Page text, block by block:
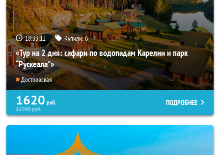
18:33:10 Купили:6
«Тур на 2 дня: сафари по водопадам Карелии и парк
“Рускеала"»
Достоевская
1620 руб.
12900руб.
ПОДРОБНЕЕ